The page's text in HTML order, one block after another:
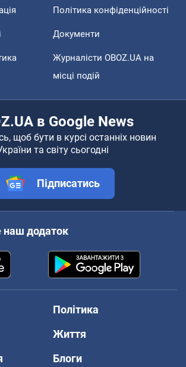
Політика конфіденційності
Документи
Журналісти OBOZ.UA на
місці подій
в Google News
щоб бути в курсі останніх новин
та світу сьогодні
Підписатись
наш додаток
Політика
Життя
Блоги